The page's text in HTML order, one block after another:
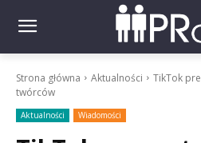
Strona główna Aktualności
TikTok
twórców
Aktualności Wiadomości